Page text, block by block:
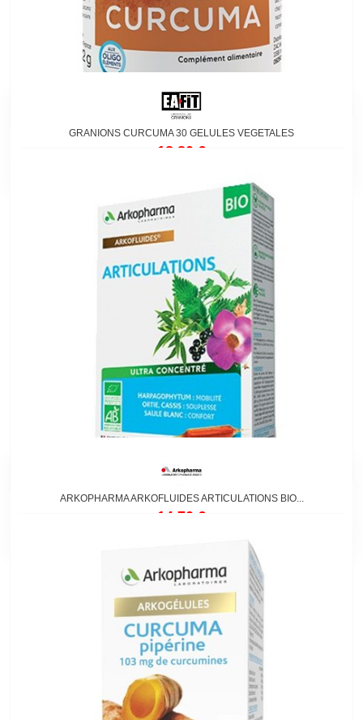
GRANIONS CURCUMA 30 GELULES VEGETALES
18,80 €
ARKOPHARMA ARKOFLUIDES ARTICULATIONS BIO...
14,70 €